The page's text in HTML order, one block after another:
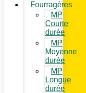
Fourragères
MP
Courte
durée
MP
Moyenne
durée
MP
Longue
durée